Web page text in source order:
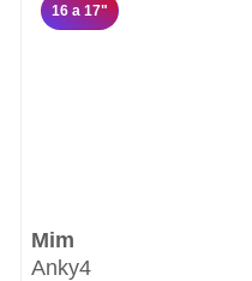
16 a 17"
Mim
Anky4